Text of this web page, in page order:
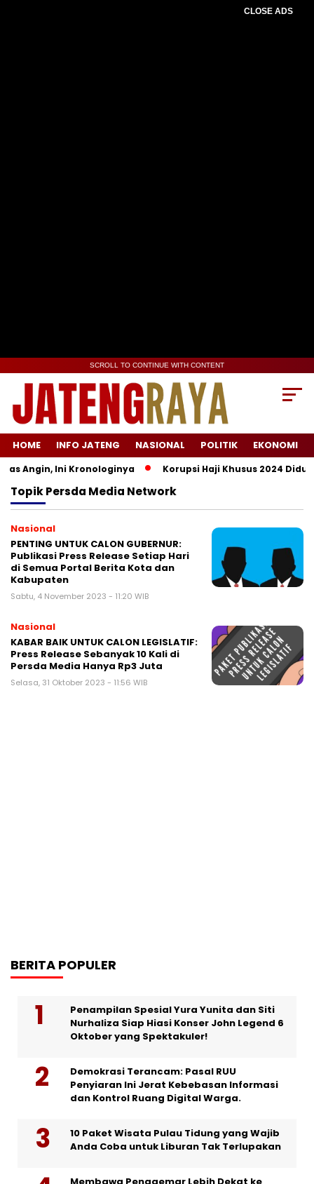
CLOSE ADS
SCROLL TO CONTINUE WITH CONTENT
HOME INFO JATENG NASIONAL POLITIK EKONOMI
Angin, Ini Kronologinya Korupsi Haji Khusus 2024
TopikPersda Media Network
Nasional
PENTING UNTUK CALON GUBERNUR:
Publikasi Press Release Setiap Hari
di Semua Portal Berita Kota dan
Kabupaten
Sabtu, 4 November 2023 - 11:20 WIB
Nasional
KABAR BAIK UNTUK CALON LEGISLATIF:
Press Release Sebanyak 10 Kali di
Persda Media Hanya Rp3 Juta
Selasa, 31 Oktober 2023 - 11:56 WIB
BERITA POPULER
Penampilan Spesial Yura Yunita dan Siti
Nurhaliza Siap Hiasi Konser John Legend 6
Oktober yang Spektakuler!
Demokrasi Terancam: Pasal RUU
Penyiaran Ini Jerat Kebebasan Informasi
dan Kontrol Ruang Digital Warga.
10 Paket Wisata Pulau Tidung yang Wajib
Anda Coba untuk Liburan Tak Terlupakan